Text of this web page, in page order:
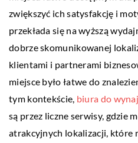
zwiększyć ich satysfakcję i
przekłada się na wyższą
dobrze skomunikowanej
klientami i partnerami
miejsce było łatwe do
tym kontekście, biura do
są przez liczne serwisy, gdzie
atrakcyjnych lokalizacji, które